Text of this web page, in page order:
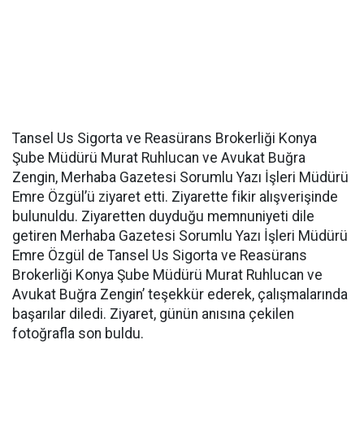
Tansel Us Sigorta ve Reasürans Brokerliği Konya
Şube Müdürü Murat Ruhlucan ve Avukat Buğra
Zengin, Merhaba Gazetesi Sorumlu Yazı İşleri Müdürü
Emre Özgül’ü ziyaret etti. Ziyarette fikir alışverişinde
bulunuldu. Ziyaretten duyduğu memnuniyeti dile
getiren Merhaba Gazetesi Sorumlu Yazı İşleri Müdürü
Emre Özgül de Tansel Us Sigorta ve Reasürans
Brokerliği Konya Şube Müdürü Murat Ruhlucan ve
Avukat Buğra Zengin’ teşekkür ederek, çalışmalarında
başarılar diledi. Ziyaret, günün anısına çekilen
fotoğrafla son buldu.